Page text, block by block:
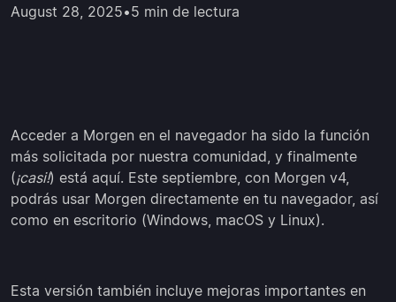
August 28, 2025•5 min de lectura
Acceder a Morgen en el navegador ha sido la función
más solicitada por nuestra comunidad, y finalmente
(¡casi!) está aquí. Este septiembre, con Morgen v4,
podrás usar Morgen directamente en tu navegador, así
como en escritorio (Windows, macOS y Linux).
Esta versión también incluye mejoras importantes en